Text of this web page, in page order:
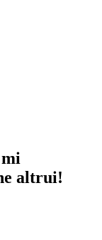
altrui!